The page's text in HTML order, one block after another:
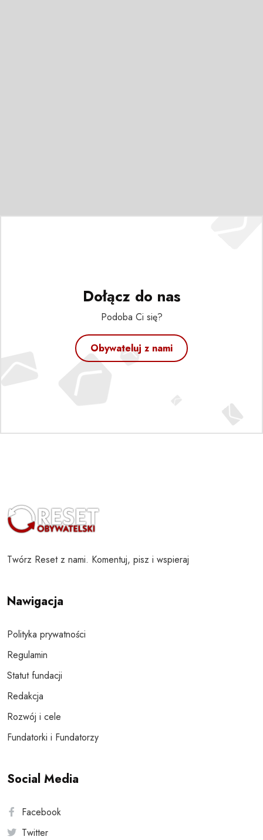
Dołącz do nas
Podoba Ci się?
Obywateluj z nami
Twórz Reset z nami. Komentuj, pisz i wspieraj
Nawigacja
Polityka prywatności
Regulamin
Statut fundacji
Redakcja
Rozwój i cele
Fundatorki i Fundatorzy
Social Media
Facebook
Twitter